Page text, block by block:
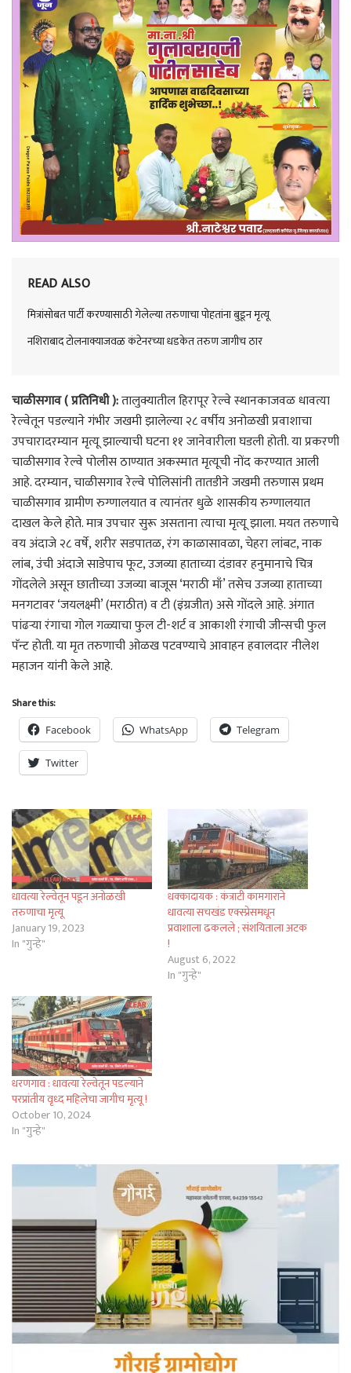
READ ALSO
मित्रांसोबत पार्टी करण्यासाठी गेलेल्या तरुणाचा पोहतांना बुडून मृत्यू
नशिराबाद टोलनाक्याजवळ कंटेनरच्या धडकेत तरुण जागीच ठार
चाळीसगाव ( प्रतिनिधी ):तालुक्यातील हिरापूर रेल्वे स्थानकाजवळ धावत्या
रेल्वेतून पडल्याने गंभीर जखमी झालेल्या २८ वर्षीय अनोळखी प्रवाशाचा
उपचारादरम्यान मृत्यू झाल्याची घटना ११ जानेवारीला घडली होती. या प्रकरणी
चाळीसगाव रेल्वे पोलीस ठाण्यात अकस्मात मृत्यूची नोंद करण्यात आली
आहे. दरम्यान, चाळीसगाव रेल्वे पोलिसांनी तातडीने जखमी तरुणास प्रथम
चाळीसगाव ग्रामीण रुग्णालयात व त्यानंतर धुळे शासकीय रुग्णालयात
दाखल केले होते. मात्र उपचार सुरू असताना त्याचा मृत्यू झाला. मयत तरुणाचे
वय अंदाजे २८ वर्षे, शरीर सडपातळ, रंग काळासावळा, चेहरा लांबट, नाक
लांब, उंची अंदाजे साडेपाच फूट, उजव्या हाताच्या दंडावर हनुमानाचे चित्र
गोंदलेले असून छातीच्या उजव्या बाजूस ‘मराठी माँ’ तसेच उजव्या हाताच्या
मनगटावर ‘जयलक्ष्मी’ (मराठीत) व टी (इंग्रजीत) असे गोंदले आहे. अंगात
पांढऱ्या रंगाचा गोल गळ्याचा फुल टी-शर्ट व आकाशी रंगाची जीन्सची फुल
पॅन्ट होती. या मृत तरुणाची ओळख पटवण्याचे आवाहन हवालदार नीलेश
महाजन यांनी केले आहे.
Share this:
Facebook WhatsApp Telegram
Twitter
धावत्या रेल्वेतून पडून अनोळखी
तरुणाचा मृत्यू
January 19, 2023
In "गुन्हे"
धक्कादायक : कंत्राटी कामगाराने
धावत्या सचखंड एक्स्प्रेसमधून
प्रवाशाला ढकलले ; संशयिताला अटक
!
August 6, 2022
In "गुन्हे"
धरणगाव : धावत्या रेल्वेतून पडल्याने
परप्रांतीय वृध्द महिलेचा जागीच मृत्यू !
October 10, 2024
In "गुन्हे"